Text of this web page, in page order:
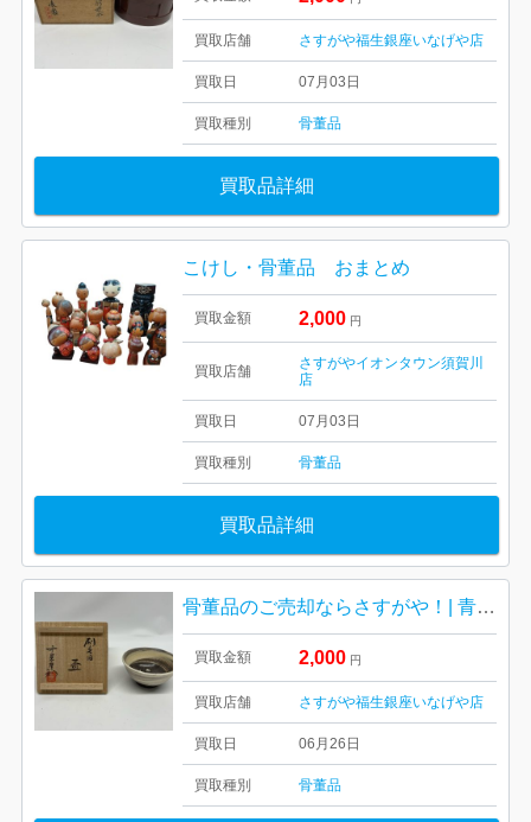
買取店舗 さすがや福生銀座いなげや店
買取日 07月03日
買取種別 骨董品
買取品詳細
こけし・骨董品 おまとめ
買取金額 2,000 円
買取店舗
さすがやイオンタウン須賀川
店
買取日 07月03日
買取種別 骨董品
買取品詳細
骨董品のご売却ならさすがや！| 青梅市千ヶ瀬町| 茶器 中里重利 茶道用茶碗
買取金額 2,000 円
買取店舗 さすがや福生銀座いなげや店
買取日 06月26日
買取種別 骨董品